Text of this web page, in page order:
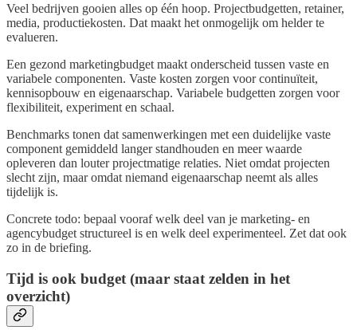
Veel bedrijven gooien alles op één hoop. Projectbudgetten, retainer,
media, productiekosten. Dat maakt het onmogelijk om helder te
evalueren.
Een gezond marketingbudget maakt onderscheid tussen vaste en
variabele componenten. Vaste kosten zorgen voor continuïteit,
kennisopbouw en eigenaarschap. Variabele budgetten zorgen voor
flexibiliteit, experiment en schaal.
Benchmarks tonen dat samenwerkingen met een duidelijke vaste
component gemiddeld langer standhouden en meer waarde
opleveren dan louter projectmatige relaties. Niet omdat projecten
slecht zijn, maar omdat niemand eigenaarschap neemt als alles
tijdelijk is.
Concrete todo: bepaal vooraf welk deel van je marketing- en
agencybudget structureel is en welk deel experimenteel. Zet dat ook
zo in de briefing.
Tijd is ook budget (maar staat zelden in het
overzicht)